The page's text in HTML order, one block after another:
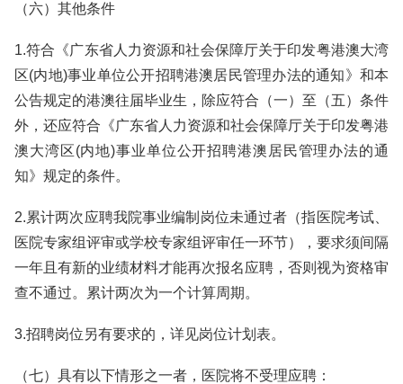
（六）其他条件
1.符合《广东省人力资源和社会保障厅关于印发粤港澳大湾
区(内地)事业单位公开招聘港澳居民管理办法的通知》和本
公告规定的港澳往届毕业生，除应符合（一）至（五）条件
外，还应符合《广东省人力资源和社会保障厅关于印发粤港
澳大湾区(内地)事业单位公开招聘港澳居民管理办法的通
知》规定的条件。
2.累计两次应聘我院事业编制岗位未通过者（指医院考试、
医院专家组评审或学校专家组评审任一环节），要求须间隔
一年且有新的业绩材料才能再次报名应聘，否则视为资格审
查不通过。累计两次为一个计算周期。
3.招聘岗位另有要求的，详见岗位计划表。
（七）具有以下情形之一者，医院将不受理应聘：